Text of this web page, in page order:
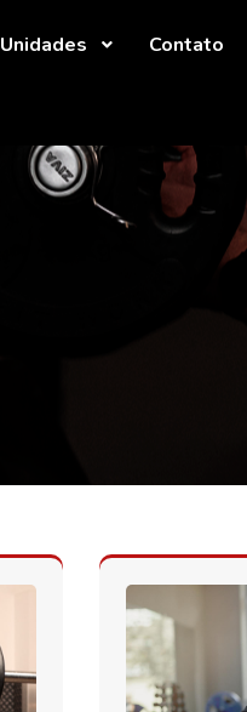
Unidades Contato